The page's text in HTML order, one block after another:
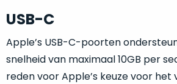
USB-C
Apple’s USB-C-poorten
snelheid van maximaal 10GB per
reden voor Apple’s keuze voor het
onze
producten
gebruiken.
we
weten
voor
welk
gebruiksdoel